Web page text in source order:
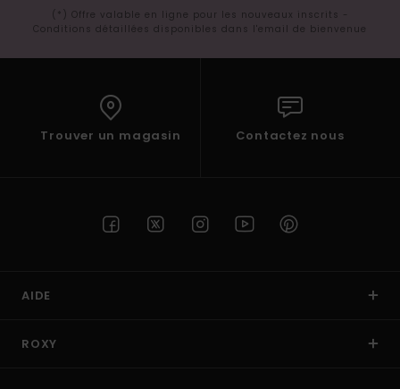
(*) Offre valable en ligne pour les nouveaux inscrits -
Conditions détaillées disponibles dans l'email de bienvenue
Trouver un magasin Contactez nous
AIDE
ROXY